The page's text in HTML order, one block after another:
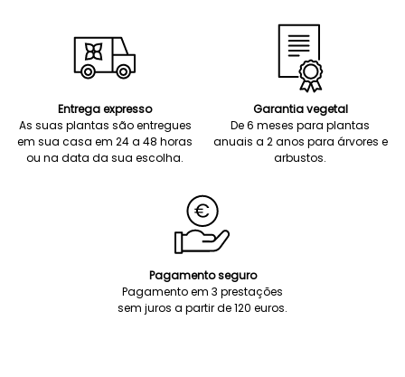
Entrega expresso
As suas plantas são entregues
em sua casa em 24 a 48 horas
ou na data da sua escolha.
Garantia vegetal
De 6 meses para plantas
anuais a 2 anos para árvores e
arbustos.
Pagamento seguro
Pagamento em 3 prestações
sem juros a partir de 120 euros.